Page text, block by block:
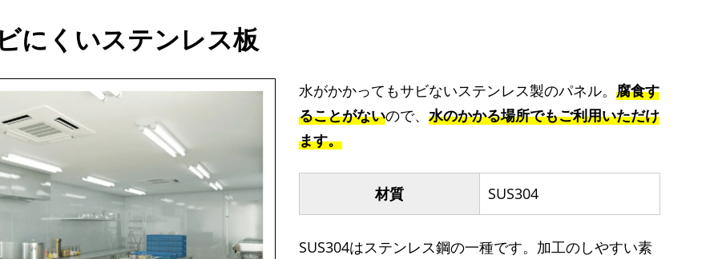
にくいステンレス板
水がかかってもサビないステンレス製のパネル。 腐食す
ることがないので、 水のかかる場所でもご利用いただけ
ます。
材質 SUS304
SUS304はステンレス鋼の一種です。加工のしやすい素